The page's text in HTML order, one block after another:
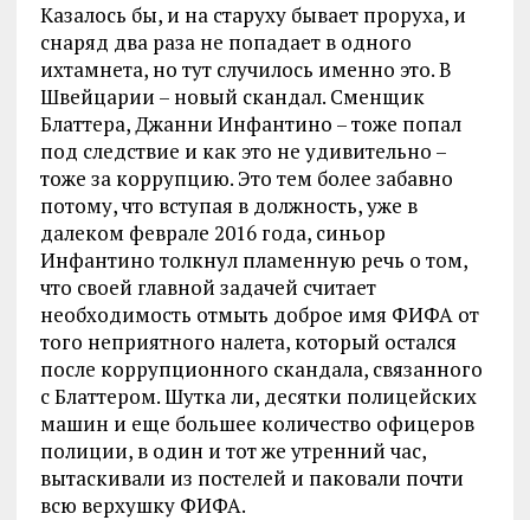
Казалось бы, и на старуху бывает проруха, и
снаряд два раза не попадает в одного
ихтамнета, но тут случилось именно это. В
Швейцарии – новый скандал. Сменщик
Блаттера, Джанни Инфантино – тоже попал
под следствие и как это не удивительно –
тоже за коррупцию. Это тем более забавно
потому, что вступая в должность, уже в
далеком феврале 2016 года, синьор
Инфантино толкнул пламенную речь о том,
что своей главной задачей считает
необходимость отмыть доброе имя ФИФА от
того неприятного налета, который остался
после коррупционного скандала, связанного
с Блаттером. Шутка ли, десятки полицейских
машин и еще большее количество офицеров
полиции, в один и тот же утренний час,
вытаскивали из постелей и паковали почти
всю верхушку ФИФА.